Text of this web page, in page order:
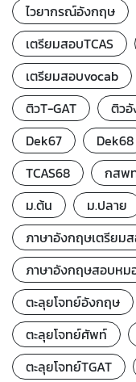
ไวยากรณ์อังกฤษ
เตรียมสอบTCAS
เตรียมสอบvocab
ติวT-GAT
ติว
Dek67
Dek68
TCAS68
กสพ
ม.ต้น
ม.ปลาย
ภาษาอังกฤษเตรียม
ภาษาอังกฤษสอบหม
ตะลุยโจทย์อังกฤษ
ตะลุยโจทย์ศัพท์
ตะลุยโจทย์TGAT